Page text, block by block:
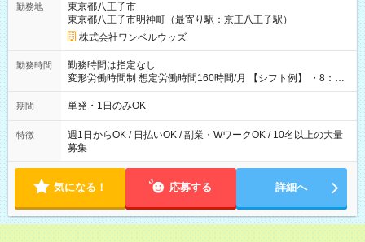
勤務地
東京都八王子市
東京都八王子市明神町（最寄り駅：京王八王子駅）
株式会社ワンベルウッズ
勤務時間
勤務時間は指定なし
変形労働時間制 想定労働時間160時間/月 【シフト例】 ・8：00
～21：00
期間 単発・1日のみOK
特徴
週1日からOK / 日払いOK / 副業・WワークOK / 10名以上の大量
募集
気になる！ 応募する 詳細へ